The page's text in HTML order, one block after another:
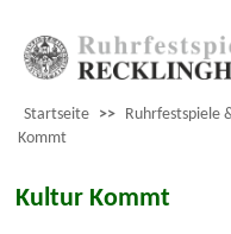
Startseite >> Ruhrfestspiele
Kommt
Kultur Kommt